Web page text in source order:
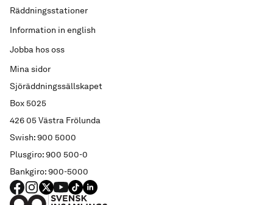
Sjöräddningssällskapet
Box 5025
426 05 Västra Frölunda
Swish: 900 5000
Plusgiro: 900 500-0
Bankgiro: 900-5000
Räddningsstationer
Information in english
Jobba hos oss
Mina sidor
FACEBOOK
Instagram
X YouTube
TIKTOKLINKED IN